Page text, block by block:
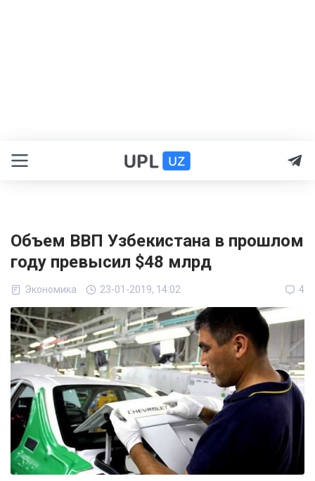
Объем ВВП Узбекистана в прошлом
году превысил $48 млрд
Экономика 23-01-2019, 14:02 4